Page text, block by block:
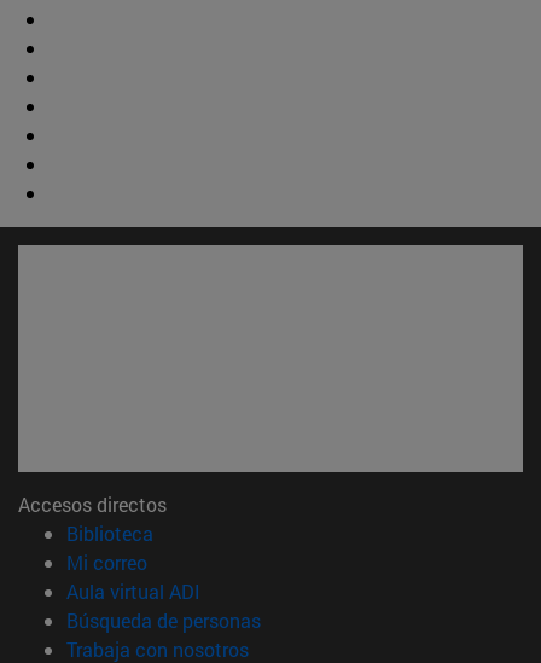
Accesos directos
Biblioteca
Mi correo(abre en nueva ventana)
Aula virtual ADI
Búsqueda de personas(abre en nueva ventana)
Trabaja con nosotros(abre en nueva ventana)